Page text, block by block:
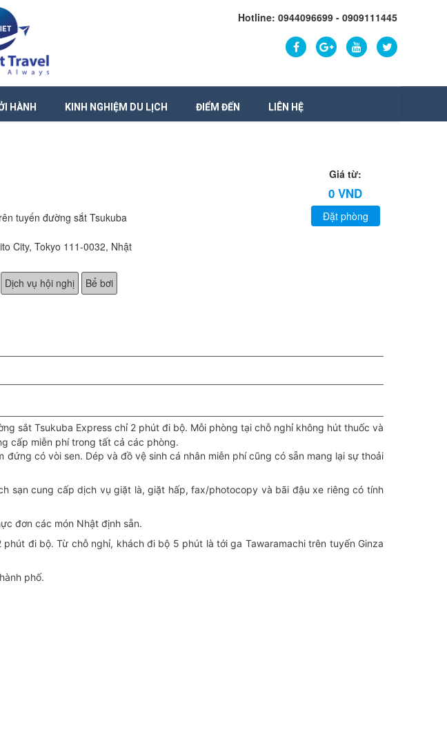
Hotline: 0944096699 - 0909111445
HÀNH KINH NGHIỆM DU LỊCH ĐIỂM ĐẾN LIÊN HỆ
tuyến đường sắt Tsukuba
City, Tokyo 111-0032, Nhật
Dịch vụ hội nghị Bể bơi
Giá từ:
0 VND
Đặt phòng
sắt Tsukuba Express chỉ 2 phút đi bộ. Mỗi phòng tại chỗ nghỉ không hút thuốc và
cấp miễn phí trong tất cả các phòng.
có vòi sen. Dép và đồ vệ sinh cá nhân miễn phí cũng có sẵn mang lại sự thoải
sạn cung cấp dịch vụ giặt là, giặt hấp, fax/photocopy và bãi đậu xe riêng có tính
đơn các món Nhật định sẵn.
đi bộ. Từ chỗ nghỉ, khách đi bộ 5 phút là tới ga Tawaramachi trên tuyến Ginza
phố.